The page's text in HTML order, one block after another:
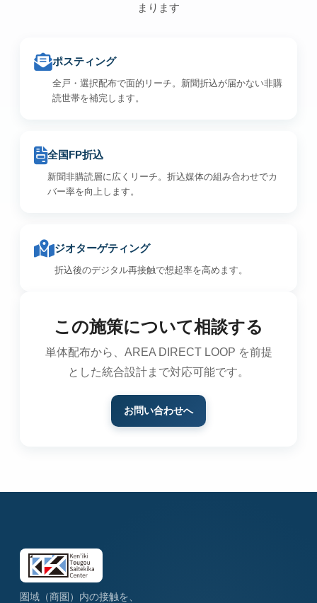
まります
ポスティング
全戸・選択配布で面的リーチ。新聞折込が届かない非購
読世帯を補完します。
全国FP折込
新聞非購読層に広くリーチ。折込媒体の組み合わせでカ
バー率を向上します。
ジオターゲティング
折込後のデジタル再接触で想起率を高めます。
この施策について相談する
単体配布から、AREA DIRECT LOOP を前提
とした統合設計まで対応可能です。
お問い合わせへ
圏域（商圏）内の接触を、